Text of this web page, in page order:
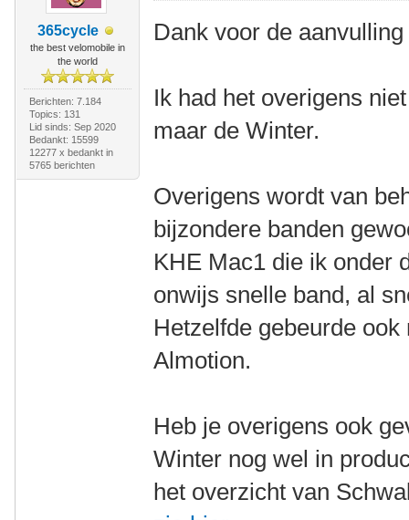
365cycle
the best velomobile in
the world
Berichten: 7.184
Topics: 131
Lid sinds: Sep 2020
Bedankt: 15599
12277 x bedankt in
5765 berichten
Dank voor de
Ik had het overigens
maar de Winter.
Overigens wordt van
bijzondere banden
KHE Mac1 die ik onder
onwijs snelle band, al
Hetzelfde gebeurde
Almotion.
Heb je overigens ook
Winter nog wel in
het overzicht van